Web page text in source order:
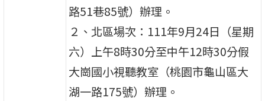
路51巷85號）辦理。
２、北區場次：111年9月24日（星期
六）上午8時30分至中午12時30分假
大崗國小視聽教室（桃園市龜山區大
湖一路175號）辦理。